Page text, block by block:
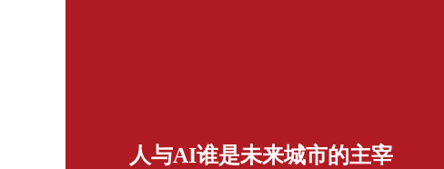
人与AI谁是未来城市的主宰